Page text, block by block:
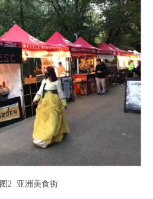
图2 亚洲美食街